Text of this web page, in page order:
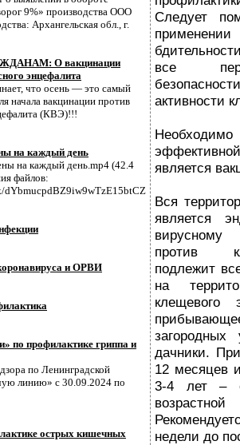
9%» производства ООО
Архангельская обл., г.
О вакцинации
энцефалита
что осень — это самый
начала вакцинации против
(КВЭ)!!!
на каждый день
на каждый день.mp4 (42.4
файлов:
и ОРВИ
по профилактике гриппа и
по Ленинградской
линию» с 30.09.2024 по
острых кишечных
Следует
все
активности
является
Вся
является
вирусному
против
подлежит
на
клещевого
дачники.
12 месяцев
3-4 лет –
недели до